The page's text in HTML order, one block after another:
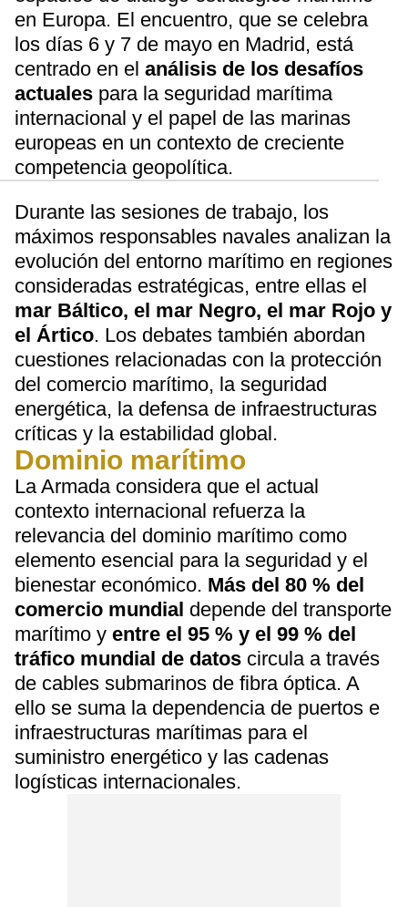
en Europa. El encuentro, que se celebra
los días 6 y 7 de mayo en Madrid, está
centrado en el análisis de los desafíos
actuales para la seguridad marítima
internacional y el papel de las marinas
europeas en un contexto de creciente
competencia geopolítica.
Durante las sesiones de trabajo, los
máximos responsables navales analizan la
evolución del entorno marítimo en regiones
consideradas estratégicas, entre ellas el
mar Báltico, el mar Negro, el mar Rojo y
el Ártico. Los debates también abordan
cuestiones relacionadas con la protección
del comercio marítimo, la seguridad
energética, la defensa de infraestructuras
críticas y la estabilidad global.
Dominio marítimo
La Armada considera que el actual
contexto internacional refuerza la
relevancia del dominio marítimo como
elemento esencial para la seguridad y el
bienestar económico. Más del 80 % del
comercio mundial depende del transporte
marítimo y entre el 95 % y el 99 % del
tráfico mundial de datos circula a través
de cables submarinos de fibra óptica. A
ello se suma la dependencia de puertos e
infraestructuras marítimas para el
suministro energético y las cadenas
logísticas internacionales.